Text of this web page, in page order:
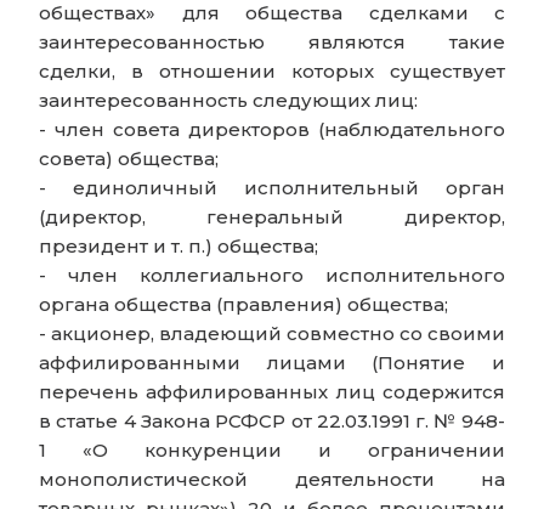
обществах» для общества сделками с
заинтересованностью являются такие
сделки, в отношении которых существует
заинтересованность следующих лиц:
- член совета директоров (наблюдательного
совета) общества;
- единоличный исполнительный орган
(директор, генеральный директор,
президент и т. п.) общества;
- член коллегиального исполнительного
органа общества (правления) общества;
- акционер, владеющий совместно со своими
аффилированными лицами (Понятие и
перечень аффилированных лиц содержится
в статье 4 Закона РСФСР от 22.03.1991 г. № 948-
1 «О конкуренции и ограничении
монополистической деятельности на